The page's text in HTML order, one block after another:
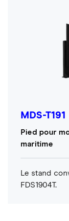
MDS-T191
Pied pour
maritime
Le stand
FDS1904T.